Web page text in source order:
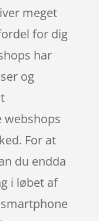
meget
for dig
har
og
webshops
For at
du endda
i løbet af